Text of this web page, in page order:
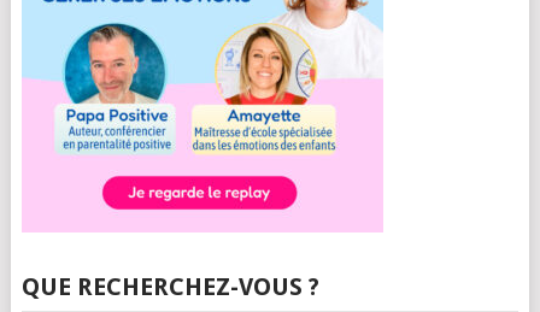
QUE RECHERCHEZ-VOUS ?